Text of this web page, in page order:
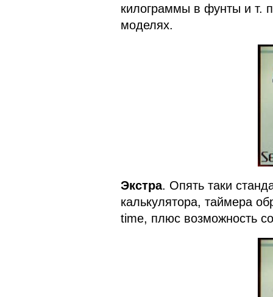
килограммы в фунты и т.
моделях.
Экстра. Опять таки
калькулятора, таймера
time, плюс возможность